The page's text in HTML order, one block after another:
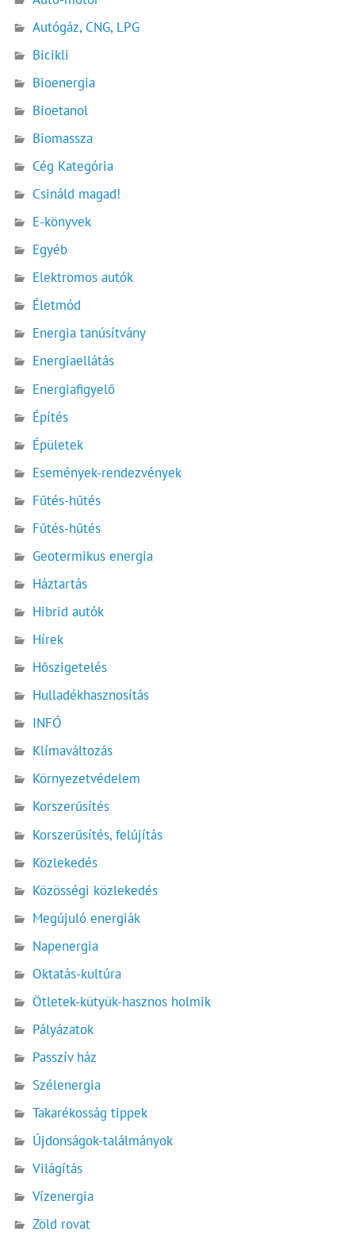
Autógáz, CNG, LPG
Bicikli
Bioenergia
Bioetanol
Biomassza
Cég Kategória
Csináld magad!
E-könyvek
Egyéb
Elektromos autók
Életmód
Energia tanúsítvány
Energiaellátás
Energiafigyelő
Építés
Épületek
Események-rendezvények
Fűtés-hűtés
Fűtés-hűtés
Geotermikus energia
Háztartás
Hibrid autók
Hírek
Hőszigetelés
Hulladékhasznosítás
INFÓ
Klímaváltozás
Környezetvédelem
Korszerűsítés
Korszerűsítés, felújítás
Közlekedés
Közösségi közlekedés
Megújuló energiák
Napenergia
Oktatás-kultúra
Ötletek-kütyük-hasznos holmik
Pályázatok
Passzív ház
Szélenergia
Takarékosság tippek
Újdonságok-találmányok
Világítás
Vízenergia
Zöld rovat